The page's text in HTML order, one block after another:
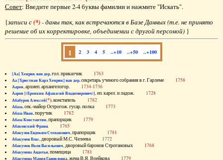
Совет: Введите первые 2-4 буквы фамилии и нажмите "Искать".
{записи с(*)- даны так, как встречаются в Базе Данных (т.е. не принято
решение об их корректировке, объединении с другой персоной) }
1 2 3 4 5 ..+10 ..+50 ..+100
[Аа] Хенрик ван дер, гол. приказчик 1763
Аа [Христиан Карл Хенрик] ван дер, секретарь ученого собрания в г. Гарлеме 1758
Аарон, архиеп. архангелогор. 1734-1736
Аарон [(Еропкин Афанасий Владимирович)], еп. карел. и ладож. 1728
Абабуров Алексей(*), констапель 1782
Абаза, сек.-майор Острогож. гусар. полка 1773
Абаза Иван, поручик 1782
Абаза Константин, прапорщик 1779
Абаковский Франц 1765
Абакулов Евдоким Степанович, прапорщик 1781
Абакумов Влас, дворовый М.С. Челеева 1772
Абакумов Яков Васильевич, дворовый баронов Строгановых 1768
Абакумова Авдотья, помещица 1781
Абакумова Мария Гавриловна, жена В.Я. Воейкова 1779